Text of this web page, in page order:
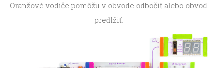
Oranžové vodiče pomôžu v obvode odbočiť alebo obvod
predlžiť.